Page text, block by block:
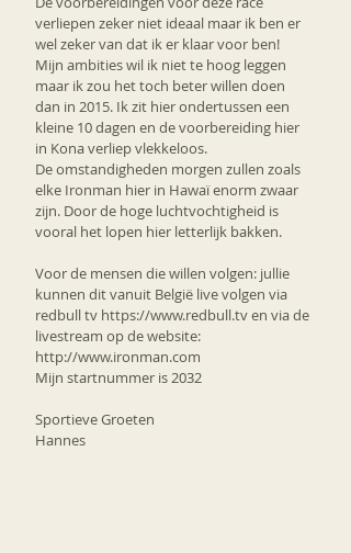
verliepen zeker niet ideaal maar ik ben er
wel zeker van dat ik er klaar voor ben!
Mijn ambities wil ik niet te hoog leggen
maar ik zou het toch beter willen doen
dan in 2015. Ik zit hier ondertussen een
kleine 10 dagen en de voorbereiding hier
in Kona verliep vlekkeloos.
De omstandigheden morgen zullen zoals
elke Ironman hier in Hawaï enorm zwaar
zijn. Door de hoge luchtvochtigheid is
vooral het lopen hier letterlijk bakken.
Voor de mensen die willen volgen: jullie
kunnen dit vanuit België live volgen via
redbull tv https://www.redbull.tv en via de
livestream op de website:
http://www.ironman.com
Mijn startnummer is 2032
Sportieve Groeten
Hannes